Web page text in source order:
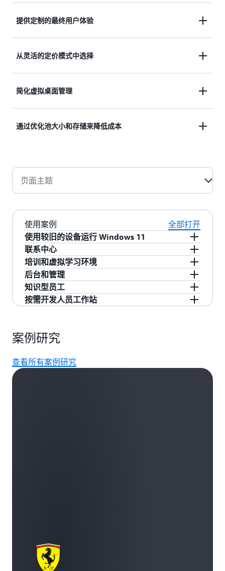
WorkSpaces 通过提供广泛的操作系统、应用程序、
工业设计师的高性能 GPU 图形加速实例家族，您可
提供定制的最终用户体验
WorkSpaces 通过专用的虚拟桌面实现个性化桌面体
从灵活的定价模式中选择
WorkSpaces 根据您的使用量和需求提供按月订阅和
简化虚拟桌面管理
通过 AWS 管理控制台集中管理所有虚拟桌面。
通过优化池大小和存储来降低成本
量付费的资源消耗模式以及定制存储和桌面配置，进
页面主题
使用案例
全部打开
使用较旧的设备运行 Windows 11
在老旧设备上安装 Google ChromeOS Flex 或
IGEL 操作系统，以便在 WorkSpaces 上访问
Windows 11。
联系中心
让座席能够可靠地访问客户支持资源和工具。根
据整个工作日的预期座席需求自动扩缩，进而优
化成本。利用 WorkSpaces瘦客户端最大限度地提
高安全性并节省成本。
培训和虚拟学习环境
无需永久工作站即可为临时培训课程和学习环境
部署标准化虚拟桌面。
后台和管理
通过为 HR、财务、薪资和会计团队提供虚拟桌
面，帮助保护敏感数据。
知识型员工
提供高度可配置、完全持久的虚拟桌面，让员工
序以及有效协作。
按需开发人员工作站
加速开发。无需硬件投资或复杂设置即可在多个
环境中构建、测试和部署。
案例研究
查看所有案例研究